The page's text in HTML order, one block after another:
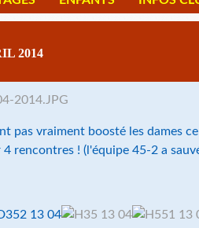
2014
pas vraiment boosté les dames
rencontres ! (l'équipe 45-2 a